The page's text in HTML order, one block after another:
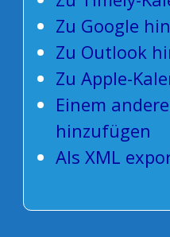
Zu Google
Zu Outlook
Zu Apple-
Einem
hinzufügen
Als XML